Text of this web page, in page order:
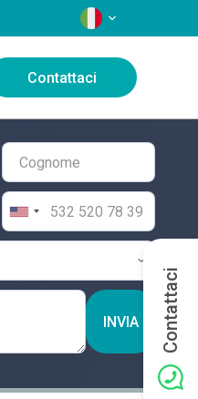
LINGUE
Contattaci
INVIA Contattaci